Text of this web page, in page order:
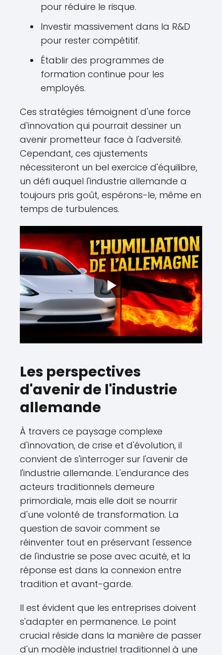
pour réduire le risque.
Investir massivement dans la R&D
pour rester compétitif.
Établir des programmes de
formation continue pour les
employés.
Ces stratégies témoignent d'une force
d'innovation qui pourrait dessiner un
avenir prometteur face à l'adversité.
Cependant, ces ajustements
nécessiteront un bel exercice d'équilibre,
un défi auquel l'industrie allemande a
toujours pris goût, espérons-le, même en
temps de turbulences.
Les perspectives
d'avenir de l'industrie
allemande
À travers ce paysage complexe
d'innovation, de crise et d'évolution, il
convient de s'interroger sur l'avenir de
l'industrie allemande. L'endurance des
acteurs traditionnels demeure
primordiale, mais elle doit se nourrir
d'une volonté de transformation. La
question de savoir comment se
réinventer tout en préservant l'essence
de l'industrie se pose avec acuité, et la
réponse est dans la connexion entre
tradition et avant-garde.
Il est évident que les entreprises doivent
s'adapter en permanence. Le point
crucial réside dans la manière de passer
d'un modèle industriel traditionnel à une